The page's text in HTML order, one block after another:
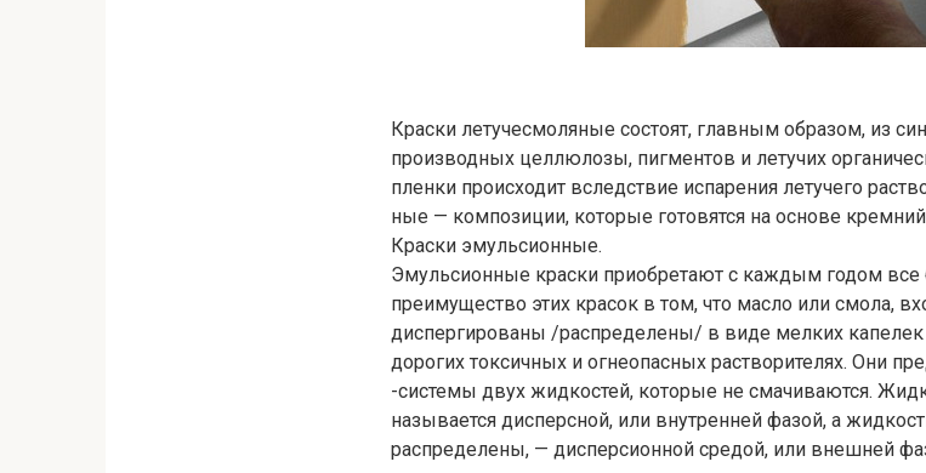
Краски летучесмоляные состоят, главным образом, из
производных целлюлозы, пигментов и летучих
пленки происходит вследствие испарения летучего
ные — композиции, которые готовятся на основе
Краски эмульсионные.
Эмульсионные краски приобретают с каждым годом все
преимущество этих красок в том, что масло или смола,
диспергированы /распределены/ в виде мелких
дорогих токсичных и огнеопасных растворителях. Они
-системы двух жидкостей, которые не смачиваются.
называется дисперсной, или внутренней фазой, а
распределены, — дисперсионной средой, или внешней